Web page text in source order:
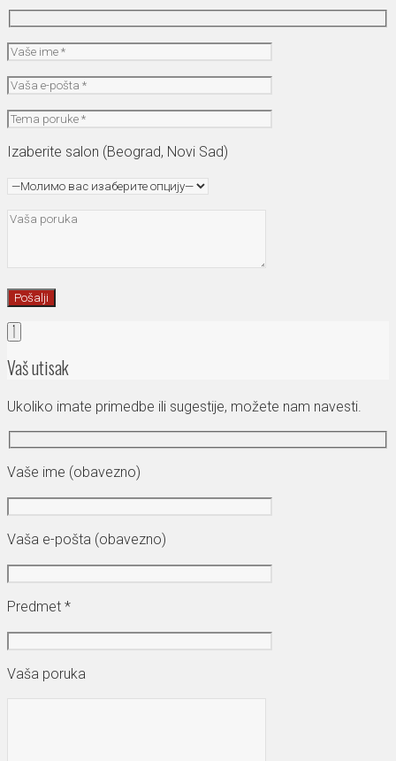
Izaberite salon (Beograd, Novi Sad)
Vaš utisak
Ukoliko imate primedbe ili sugestije, možete nam navesti.
Vaše ime (obavezno)
Vaša e-pošta (obavezno)
Predmet *
Vaša poruka